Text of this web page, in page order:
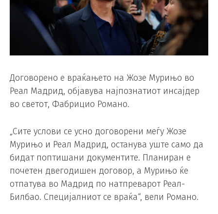
Договорено е враќањето на Жозе Мурињо во
Реал Мадрид, објавува најпознатиот инсајдер
во светот, Фабрицио Романо.
„Сите услови се усно договорени меѓу Жозе
Мурињо и Реал Мадрид, останува уште само да
бидат поптишани документите. Планиран е
почетен двегодишен договор, а Мурињо ќе
отпатува во Мадрид по натпреварот Реал-
Билбао. Специјалниот се враќа“, вели Романо.